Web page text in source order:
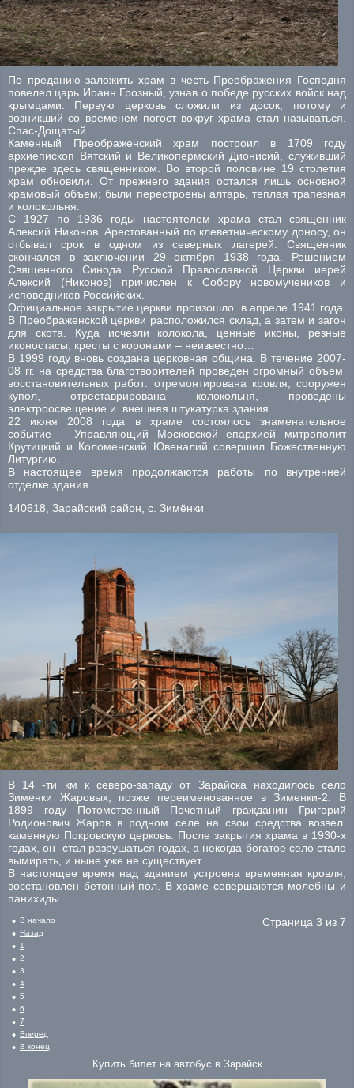
По преданию заложить храм в честь Преображения Господня
повелел царь Иоанн Грозный, узнав о победе русских войск над
крымцами. Первую церковь сложили из досок, потому и
возникший со временем погост вокруг храма стал называться.
Спас-Дощатый.
Каменный Преображенский храм построил в 1709 году
архиепископ Вятский и Великопермский Дионисий, служивший
прежде здесь священником. Во второй половине 19 столетия
храм обновили. От прежнего здания остался лишь основной
храмовый объем; были перестроены алтарь, теплая трапезная
и колокольня.
С 1927 по 1936 годы настоятелем храма стал священник
Алексий Никонов. Арестованный по клеветническому доносу, он
отбывал срок в одном из северных лагерей. Священник
скончался в заключении 29 октября 1938 года. Решением
Священного Синода Русской Православной Церкви иерей
Алексий (Никонов) причислен к Собору новомучеников и
исповедников Российских.
Официальное закрытие церкви произошло в апреле 1941 года.
В Преображенской церкви расположился склад, а затем и загон
для скота. Куда исчезли колокола, ценные иконы, резные
иконостасы, кресты с коронами – неизвестно…
В 1999 году вновь создана церковная община. В течение 2007-
08 гг. на средства благотворителей проведен огромный объем
восстановительных работ: отремонтирована кровля, сооружен
купол, отреставрирована колокольня, проведены
электроосвещение и внешняя штукатурка здания.
22 июня 2008 года в храме состоялось знаменательное
событие – Управляющий Московской епархией митрополит
Крутицкий и Коломенский Ювеналий совершил Божественную
Литургию.
В настоящее время продолжаются работы по внутренней
отделке здания.
140618, Зарайский район, с. Зимёнки
В 14 -ти км к северо-западу от Зарайска находилось село
Зименки Жаровых, позже переименованное в Зименки-2. В
1899 году Потомственный Почетный гражданин Григорий
Родионович Жаров в родном селе на свои средства возвел
каменную Покровскую церковь. После закрытия храма в 1930-х
годах, он стал разрушаться годах, а некогда богатое село стало
вымирать, и ныне уже не существует.
В настоящее время над зданием устроена временная кровля,
восстановлен бетонный пол. В храме совершаются молебны и
панихиды.
Страница 3 из 7
В начало
Назад
1
2
3
4
5
6
7
Вперед
В конец
Купить билет на автобус в Зарайск